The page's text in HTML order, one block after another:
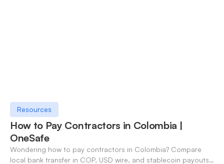
Resources
How to Pay Contractors in Colombia |
OneSafe
Wondering how to pay contractors in Colombia? Compare
local bank transfer in COP, USD wire, and stablecoin payouts.